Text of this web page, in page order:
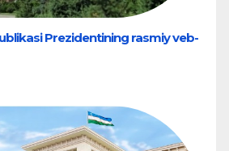
Prezidentining rasmiy veb-